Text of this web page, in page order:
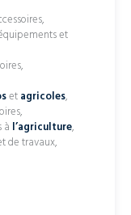
et
etagricoles,
à l’agriculture,
de travaux,